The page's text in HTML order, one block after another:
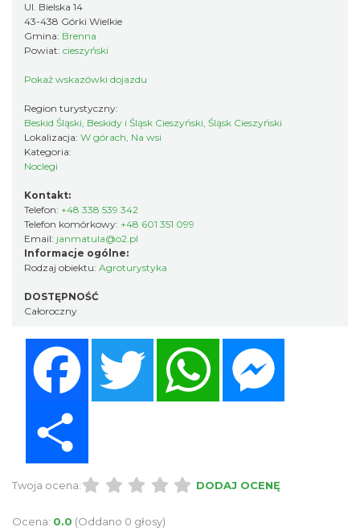
Ul. Bielska 14
43-438 Górki Wielkie
Gmina: Brenna
Powiat: cieszyński
Pokaż wskazówki dojazdu
Region turystyczny:
Beskid Śląski, Beskidy i Śląsk Cieszyński, Śląsk Cieszyński
Lokalizacja: W górach, Na wsi
Kategoria:
Noclegi
Kontakt:
Telefon: +48 338 539 342
Telefon komórkowy: +48 601 351 099
Email: janmatula@o2.pl
Informacje ogólne:
Rodzaj obiektu: Agroturystyka
DOSTĘPNOŚĆ
Całoroczny
Twitter WhatsApp
Twoja ocena: DODAJ OCENĘ
Ocena: 0.0 (Oddano 0 głosy)